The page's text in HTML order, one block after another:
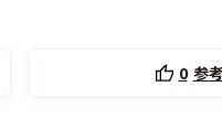
0 参